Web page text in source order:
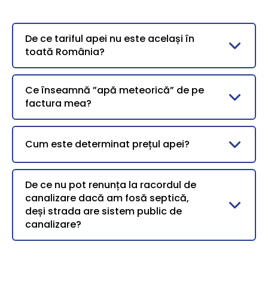
De ce tariful apei nu este același în
toată România?
Ce înseamnă ”apă meteorică” de pe
factura mea?
Cum este determinat prețul apei?
De ce nu pot renunța la racordul de
canalizare dacă am fosă septică,
deși strada are sistem public de
canalizare?